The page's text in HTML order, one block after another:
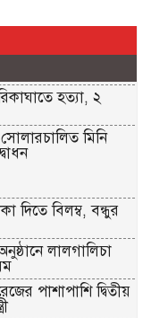
হত্যা, ২
মিনি
দিতে বিলম্ব, বন্ধুর
লালগালিচা
পাশাপাশি দ্বিতীয়